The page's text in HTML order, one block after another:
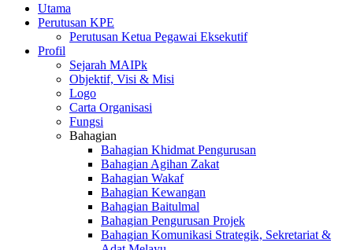
Utama
Perutusan KPE
Perutusan Ketua Pegawai Eksekutif
Profil
Sejarah MAIPk
Objektif, Visi & Misi
Logo
Carta Organisasi
Fungsi
Bahagian
Bahagian Khidmat Pengurusan
Bahagian Agihan Zakat
Bahagian Wakaf
Bahagian Kewangan
Bahagian Baitulmal
Bahagian Pengurusan Projek
Bahagian Komunikasi Strategik, Sekretariat &